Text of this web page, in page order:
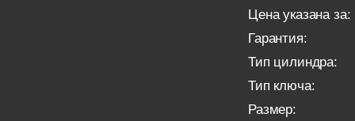
Цена указана за:
Гарантия:
Тип цилиндра:
Тип ключа:
Размер: